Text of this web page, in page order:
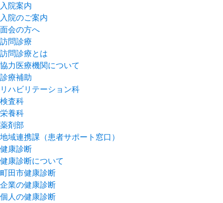
入院案内
入院のご案内
面会の方へ
訪問診療
訪問診療とは
協力医療機関について
診療補助
リハビリテーション科
検査科
栄養科
薬剤部
地域連携課（患者サポート窓口）
健康診断
健康診断について
町田市健康診断
企業の健康診断
個人の健康診断